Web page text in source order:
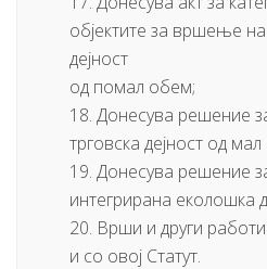
објектите за вршење на
дејност
од помал обем;
18. Донесува решение
трговска дејност од
19. Донесува решение
интегрирана еколошка
20. Врши и други
и со овој Статут.